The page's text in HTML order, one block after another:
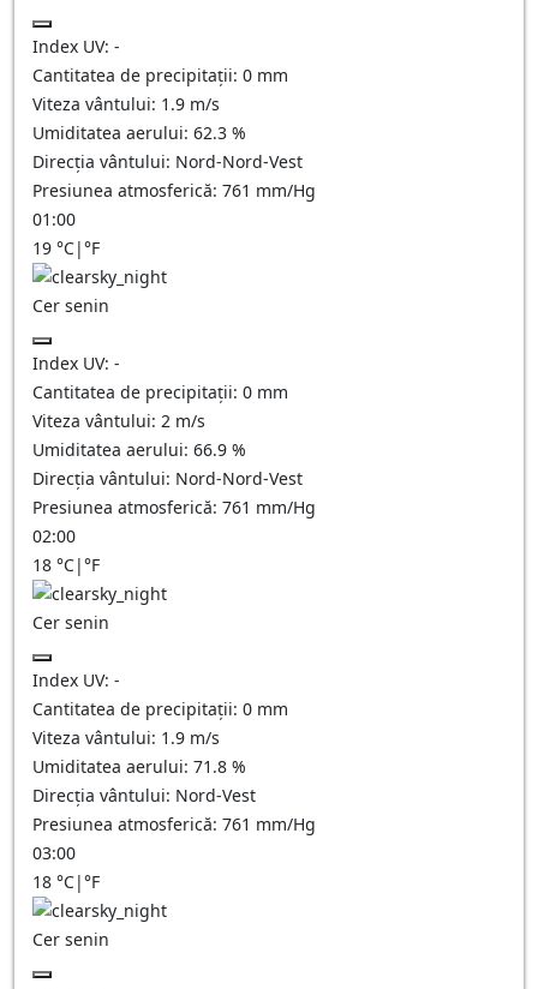
Index UV: -
Cantitatea de precipitații: 0 mm
Viteza vântului: 1.9 m/s
Umiditatea aerului: 62.3 %
Direcția vântului: Nord-Nord-Vest
Presiunea atmosferică: 761 mm/Hg
01:00
19 °C|°F
Cer senin
Index UV: -
Cantitatea de precipitații: 0 mm
Viteza vântului: 2 m/s
Umiditatea aerului: 66.9 %
Direcția vântului: Nord-Nord-Vest
Presiunea atmosferică: 761 mm/Hg
02:00
18 °C|°F
Cer senin
Index UV: -
Cantitatea de precipitații: 0 mm
Viteza vântului: 1.9 m/s
Umiditatea aerului: 71.8 %
Direcția vântului: Nord-Vest
Presiunea atmosferică: 761 mm/Hg
03:00
18 °C|°F
Cer senin